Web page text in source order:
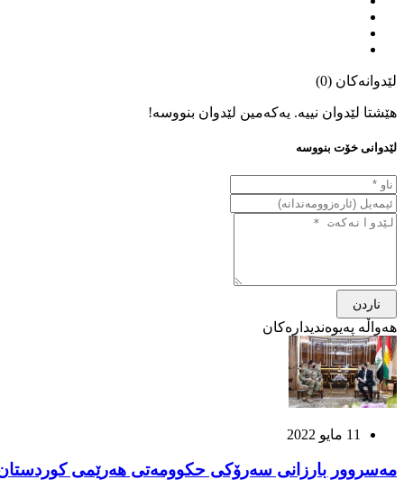
لێدوانەکان (0)
هێشتا لێدوان نییە. یەکەمین لێدوان بنووسە!
لێدوانی خۆت بنووسە
ناردن
هەواڵە پەیوەندیدارەکان
11 مايو 2022
مەسروور بارزانی سەرۆکی حکوومەتی هەرێمی کوردستان